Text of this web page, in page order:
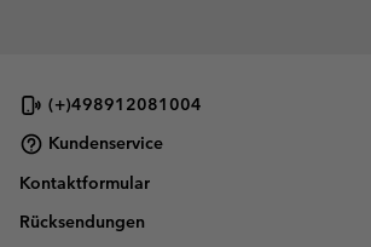
(+)498912081004
Kundenservice
Kontaktformular
Rücksendungen